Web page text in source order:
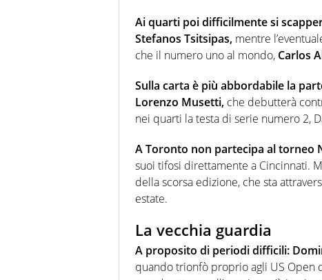
Ai quarti poi difficilmente si
Stefanos Tsitsipas, mentre
che il numero uno al mondo, Carlos
Sulla carta è più abbordabile la
Lorenzo Musetti, che debutterà
nei quarti la testa di serie numero 2,
A Toronto non partecipa al torneo
suoi tifosi direttamente a Cincinnati.
della scorsa edizione, che sta
estate.
La vecchia guardia
A proposito di periodi difficili:
quando trionfò proprio agli US Open